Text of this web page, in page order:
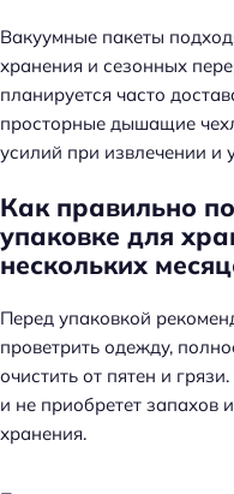
Вакуумные пакеты
хранения и сезонных
планируется часто
просторные дышащие
усилий при извлечении и
Как правильно
упаковке для
нескольких
Перед упаковкой
проветрить одежду,
очистить от пятен и
и не приобретет запахов
хранения.